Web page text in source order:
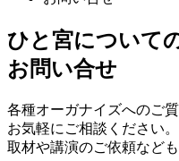
ひと宮について
お問い合せ
各種オーガナイズへのご
お気軽にご相談ください。
取材や講演のご依頼など